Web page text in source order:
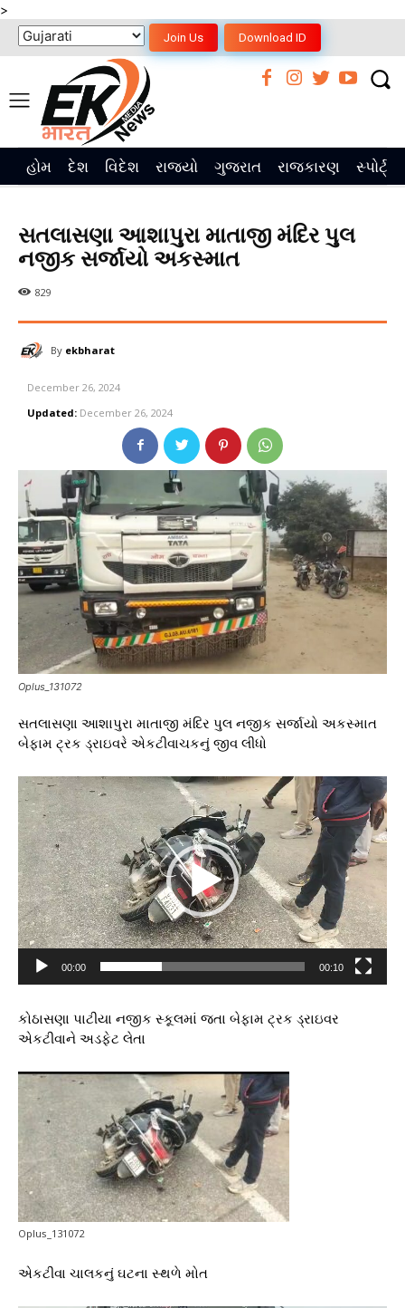
>
Join Us Download ID
હોમ દેશ વિદેશ રાજ્યો ગુજરાત રાજકારણ સ્પોર્ટ્સ
સતલાસણા આશાપુરા માતાજી મંદિર પુલ
નજીક સર્જાયો અકસ્માત
829
By ekbharat
December 26, 2024
Updated: December 26, 2024
Oplus_131072
સતલાસણા આશાપુરા માતાજી મંદિર પુલ નજીક સર્જાયો અકસ્માત
બેફામ ટ્રક ડ્રાઇવરે એકટીવાચકનું જીવ લીધો
V
i
d
e
o
P
l
a
y
r
00:00 00:10
કોઠાસણા પાટીયા નજીક સ્કૂલમાં જતા બેફામ ટ્રક ડ્રાઇવર
એકટીવાને અડફેટ લેતા
Oplus_131072
એકટીવા ચાલકનું ઘટના સ્થળે મોત